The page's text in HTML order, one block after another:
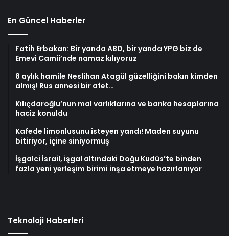
En Güncel Haberler
Fatih Erbakan: Bir yanda ABD, bir yanda YPG biz de
Emevi Camii’nde namaz kılıyoruz
8 aylık hamile Neslihan Atagül güzelliğini bakın kimden
almış! Rus annesi bir afet…
Kılıçdaroğlu’nun mal varlıklarına ve banka hesaplarına
haciz konuldu
Kafede limonlusunu isteyen yandı! Maden suyunu
bitiriyor, içine siniyormuş
İşgalci İsrail, işgal altındaki Doğu Kudüs’te binden
fazla yeni yerleşim birimi inşa etmeye hazırlanıyor
Teknoloji Haberleri